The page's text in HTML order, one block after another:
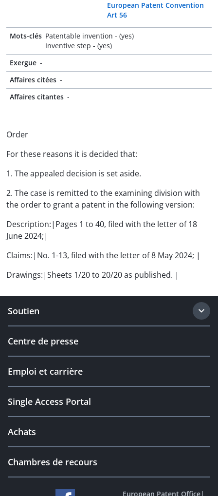
European Patent Convention
Art 56
Mots-clés Patentable invention - (yes)
Inventive step - (yes)
Exergue -
Affaires citées -
Affaires citantes -
Order
For these reasons it is decided that:
1. The appealed decision is set aside.
2. The case is remitted to the examining division with
the order to grant a patent in the following version:
Description:|Pages 1 to 40, filed with the letter of 18
June 2024;|
Claims:|No. 1-13, filed with the letter of 8 May 2024; |
Drawings:|Sheets 1/20 to 20/20 as published. |
Soutien
Centre de presse
Emploi et carrière
Single Access Portal
Achats
Chambres de recours
European Patent Office|